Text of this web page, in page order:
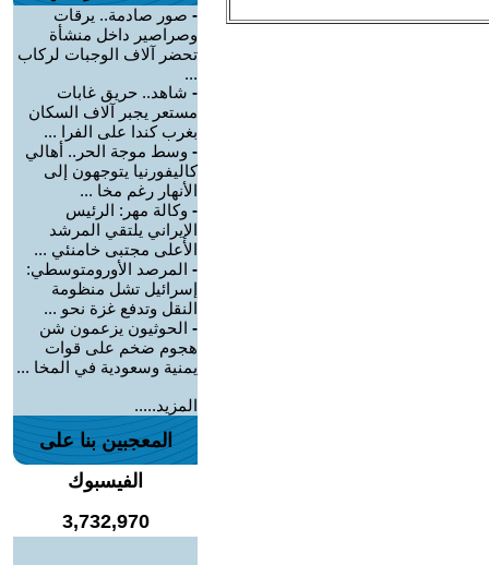
- صور صادمة.. يرقات
وصراصير داخل منشأة
تحضر آلاف الوجبات لركاب
...
- شاهد.. حريق غابات
مستعر يجبر آلاف السكان
بغرب كندا على الفرا ...
- وسط موجة الحر.. أهالي
كاليفورنيا يتوجهون إلى
الأنهار رغم مخا ...
- وكالة مهر: الرئيس
الإيراني يلتقي المرشد
الأعلى مجتبى خامنئي ...
- المرصد الأورومتوسطي:
إسرائيل تشل منظومة
النقل وتدفع غزة نحو ...
- الحوثيون يزعمون شن
هجوم ضخم على قوات
يمنية وسعودية في المخا ...
المزيد.....
المعجبين بنا على
الفيسبوك
3,732,970